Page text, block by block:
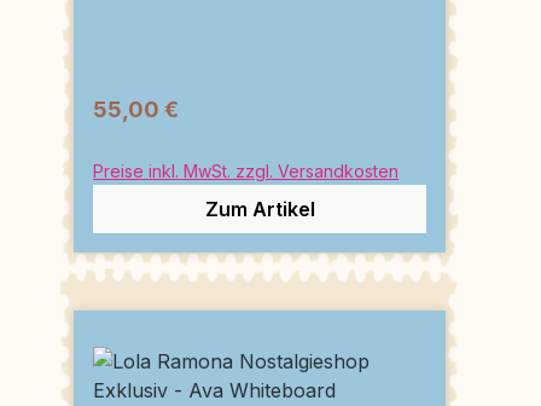
55,00 €
Preise inkl. MwSt. zzgl. Versandkosten
Zum Artikel